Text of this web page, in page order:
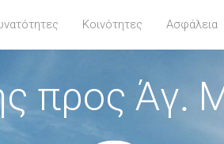
Κοινότητες Ασφάλεια
προς Άγ.